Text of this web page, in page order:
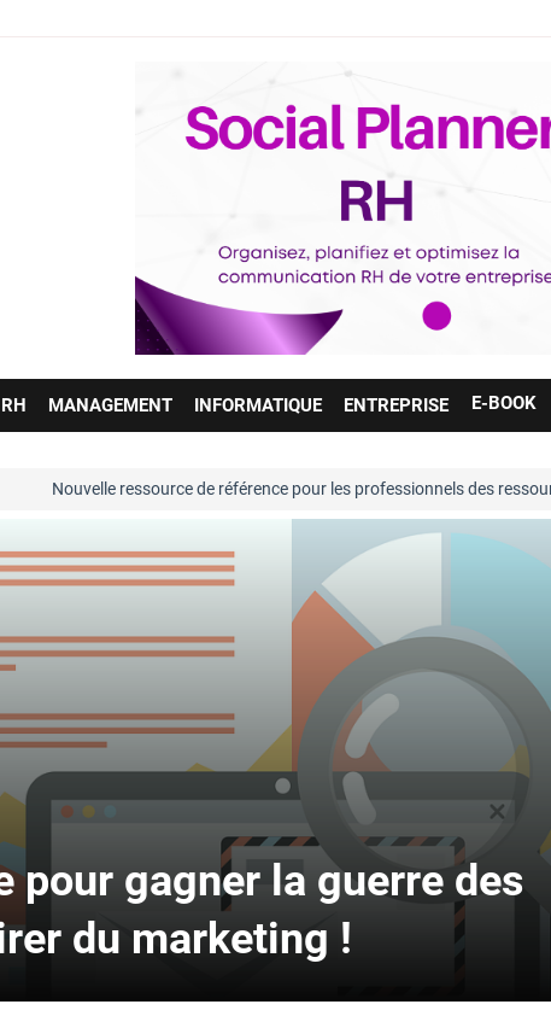
RH MANAGEMENT INFORMATIQUE ENTREPRISE E-BOOK
ressource de référence pour les professionnels des ressources
pour gagner la guerre des
du marketing !